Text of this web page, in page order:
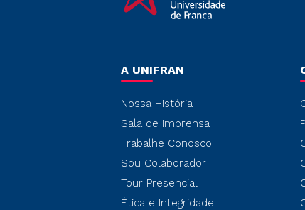
A UNIFRAN
Nossa História
Sala de Imprensa
Trabalhe Conosco
Sou Colaborador
Tour Presencial
Ética e Integridade